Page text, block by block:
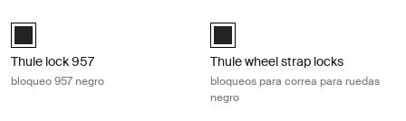
Thule lock 957 Negro (selected)
Thule lock 957
bloqueo 957 negro
Black (selected)
Thule wheel strap locks
bloqueos para correa para ruedas
negro